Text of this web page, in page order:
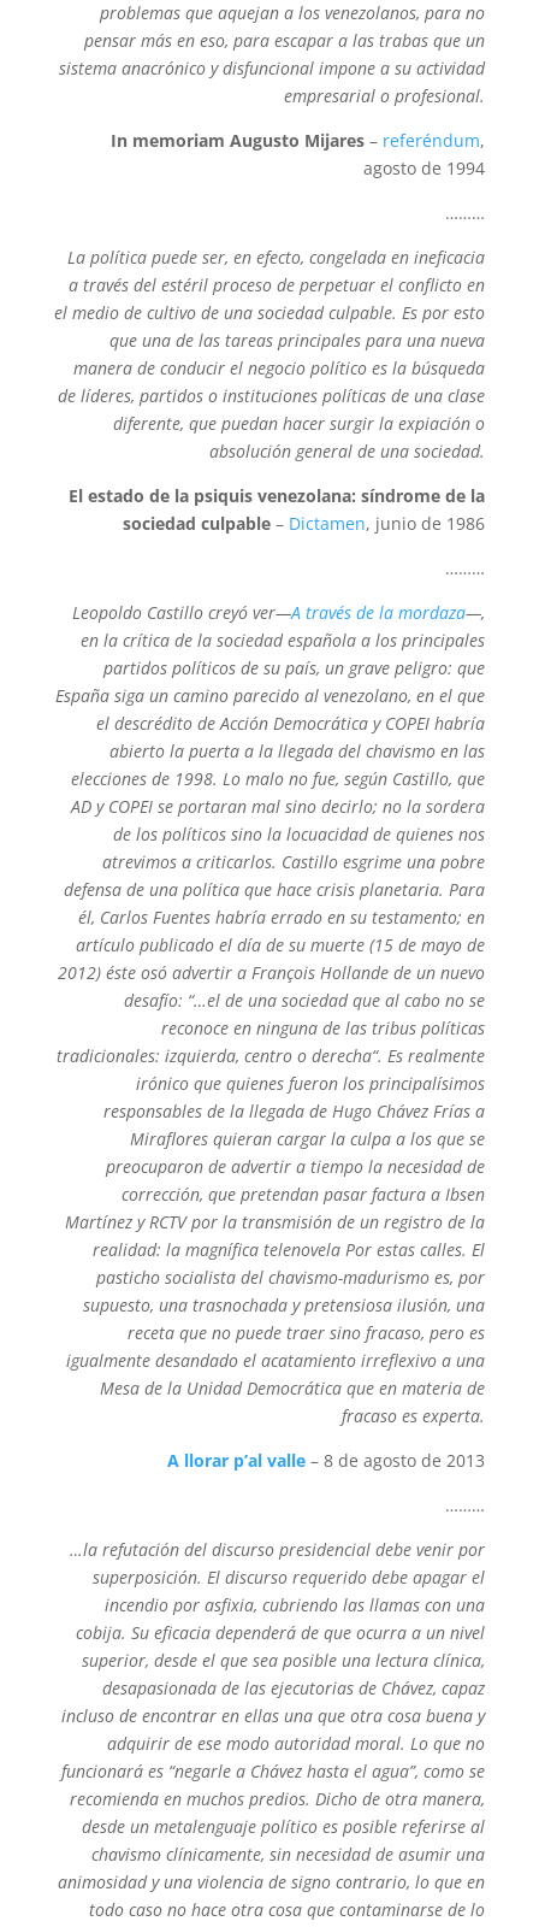
problemas que aquejan a los venezolanos, para no
pensar más en eso, para escapar a las trabas que un
sistema anacrónico y disfuncional impone a su actividad
empresarial o profesional.
In memoriam Augusto Mijares– referéndum,
agosto de 1994
………
La política puede ser, en efecto, congelada en ineficacia
a través del estéril proceso de perpetuar el conflicto en
el medio de cultivo de una sociedad culpable. Es por esto
que una de las tareas principales para una nueva
manera de conducir el negocio político es la búsqueda
de líderes, partidos o instituciones políticas de una clase
diferente, que puedan hacer surgir la expiación o
absolución general de una sociedad.
El estado de la psiquis venezolana: síndrome de la
sociedad culpable– Dictamen, junio de 1986
………
Leopoldo Castillo creyó ver—A través de la mordaza—,
en la crítica de la sociedad española a los principales
partidos políticos de su país, un grave peligro: que
España siga un camino parecido al venezolano, en el que
el descrédito de Acción Democrática y COPEI habría
abierto la puerta a la llegada del chavismo en las
elecciones de 1998. Lo malo no fue, según Castillo, que
AD y COPEI se portaran mal sino decirlo; no la sordera
de los políticos sino la locuacidad de quienes nos
atrevimos a criticarlos. Castillo esgrime una pobre
defensa de una política que hace crisis planetaria. Para
él, Carlos Fuentes habría errado en su testamento; en
artículo publicado el día de su muerte (15 de mayo de
2012) éste osó advertir a François Hollande de un nuevo
desafío: “…el de una sociedad que al cabo no se
reconoce en ninguna de las tribus políticas
tradicionales: izquierda, centro o derecha“. Es realmente
irónico que quienes fueron los principalísimos
responsables de la llegada de Hugo Chávez Frías a
Miraflores quieran cargar la culpa a los que se
preocuparon de advertir a tiempo la necesidad de
corrección, que pretendan pasar factura a Ibsen
Martínez y RCTV por la transmisión de un registro de la
realidad: la magnífica telenovela Por estas calles. El
pasticho socialista del chavismo-madurismo es, por
supuesto, una trasnochada y pretensiosa ilusión, una
receta que no puede traer sino fracaso, pero es
igualmente desandado el acatamiento irreflexivo a una
Mesa de la Unidad Democrática que en materia de
fracaso es experta.
A llorar p’al valle – 8 de agosto de 2013
………
…la refutación del discurso presidencial debe venir por
superposición. El discurso requerido debe apagar el
incendio por asfixia, cubriendo las llamas con una
cobija. Su eficacia dependerá de que ocurra a un nivel
superior, desde el que sea posible una lectura clínica,
desapasionada de las ejecutorias de Chávez, capaz
incluso de encontrar en ellas una que otra cosa buena y
adquirir de ese modo autoridad moral. Lo que no
funcionará es “negarle a Chávez hasta el agua”, como se
recomienda en muchos predios. Dicho de otra manera,
desde un metalenguaje político es posible referirse al
chavismo clínicamente, sin necesidad de asumir una
animosidad y una violencia de signo contrario, lo que en
todo caso no hace otra cosa que contaminarse de lo